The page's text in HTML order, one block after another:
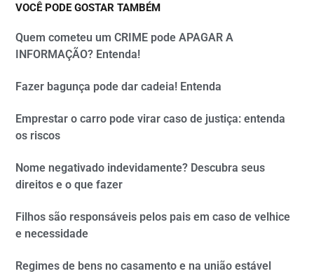
VOCÊ PODE GOSTAR TAMBÉM
Quem cometeu um CRIME pode APAGAR A
INFORMAÇÃO? Entenda!
Fazer bagunça pode dar cadeia! Entenda
Emprestar o carro pode virar caso de justiça: entenda
os riscos
Nome negativado indevidamente? Descubra seus
direitos e o que fazer
Filhos são responsáveis pelos pais em caso de velhice
e necessidade
Regimes de bens no casamento e na união estável